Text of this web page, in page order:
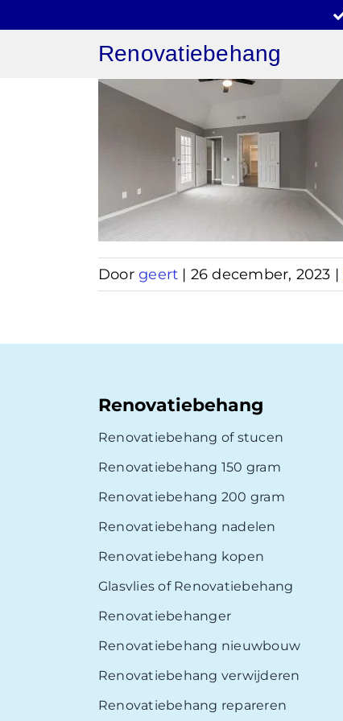
naar
Renovatiebehang
Doorgeert | 26 december, 2023 |
Renovatiebehang
Renovatiebehang of stucen
Renovatiebehang 150 gram
Renovatiebehang 200 gram
Renovatiebehang nadelen
Renovatiebehang kopen
Glasvlies of Renovatiebehang
Renovatiebehanger
Renovatiebehang nieuwbouw
Renovatiebehang verwijderen
Renovatiebehang repareren